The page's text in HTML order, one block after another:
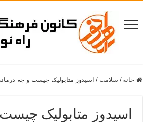
خانه / سلامت / اسیدوز متابولیک چیست و چه
اسیدوز متابولیک